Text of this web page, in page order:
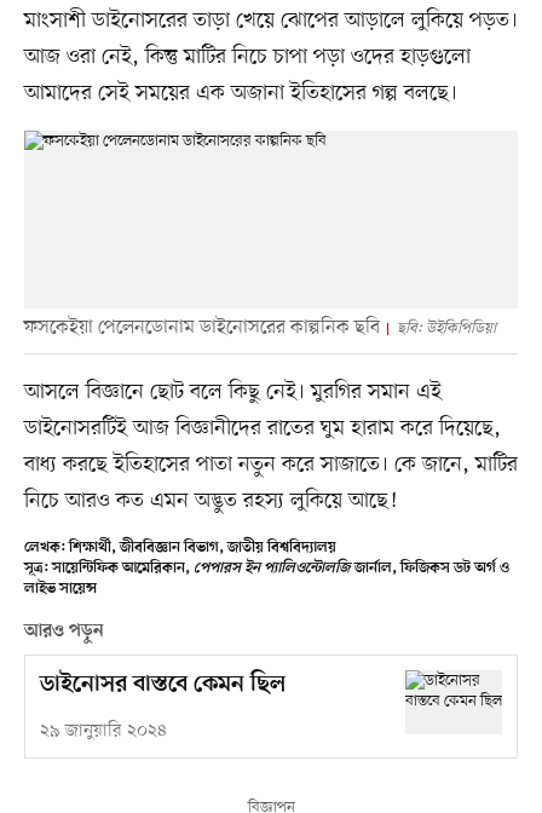
মাংসাশী ডাইনোসরের তাড়া খেয়ে ঝোপের আড়ালে লুকিয়ে পড়ত।
আজ ওরা নেই, কিন্তু মাটির নিচে চাপা পড়া ওদের হাড়গুলো
আমাদের সেই সময়ের এক অজানা ইতিহাসের গল্প বলছে।
ফসকেইয়া পেলেনডোনাম ডাইনোসরের কাল্পনিক ছবি ছবি: উইকিপিডিয়া
আসলে বিজ্ঞানে ছোট বলে কিছু নেই। মুরগির সমান এই
ডাইনোসরটিই আজ বিজ্ঞানীদের রাতের ঘুম হারাম করে দিয়েছে,
বাধ্য করছে ইতিহাসের পাতা নতুন করে সাজাতে। কে জানে, মাটির
নিচে আরও কত এমন অদ্ভুত রহস্য লুকিয়ে আছে!
লেখক: শিক্ষার্থী, জীববিজ্ঞান বিভাগ, জাতীয় বিশ্ববিদ্যালয়
সূত্র: সায়েন্টিফিক আমেরিকান, পেপারস ইন প্যালিওন্টোলজিজার্নাল, ফিজিকস ডট অর্গ ও
লাইভ সায়েন্স
আরও পড়ুন
ডাইনোসর বাস্তবে কেমন ছিল
২৯ জানুয়ারি ২০২৪